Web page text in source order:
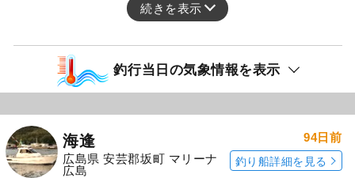
続きを表示
釣行当日の気象情報を表示
海逢
広島県 安芸郡坂町 マリーナ
広島
94日前
釣り船詳細を見る